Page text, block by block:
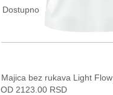
Dostupno
Majica bez rukava Light Flow
OD 2123.00 RSD